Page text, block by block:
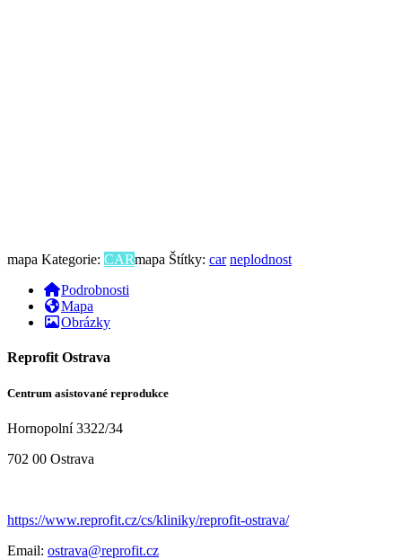
mapa Kategorie: CARmapa Štítky: car neplodnost
Podrobnosti
Mapa
Obrázky
Reprofit Ostrava
Centrum asistované reprodukce
Hornopolní 3322/34
702 00 Ostrava
https://www.reprofit.cz/cs/kliniky/reprofit-ostrava/
Email: ostrava@reprofit.cz